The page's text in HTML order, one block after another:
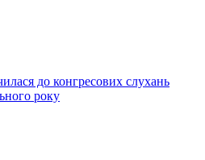
до конгресових слухань
року